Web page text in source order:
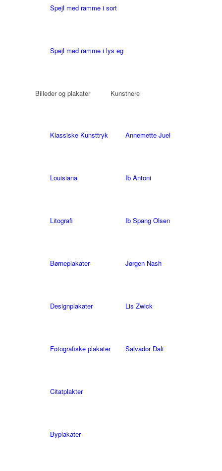
Spejl med ramme i sort
Spejl med ramme i lys eg
Billeder og plakater
Klassiske Kunsttryk
Louisiana
Litografi
Børneplakater
Designplakater
Fotografiske plakater
Citatplakter
Byplakater
Kunstnere
Annemette Juel
Ib Antoni
Ib Spang Olsen
Jørgen Nash
Lis Zwick
Salvador Dali